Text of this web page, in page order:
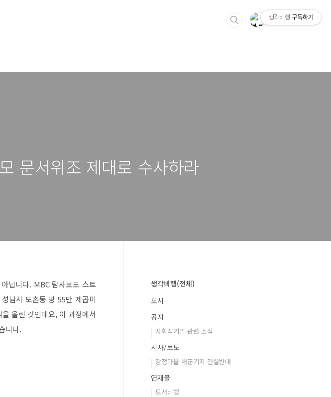
문서위조 제대로 수사하라
닙니다. MBC 탐사보도 스트
남시 도촌동 땅 55만 제곱미
올린 것인데요, 이 과정에서
니다.
생각비행(전체)
도서
공지
사회적기업 관련 소식
시사/보도
강정마을 해군기지 건설반대
연재물
도서비행
생각비행 구독하기